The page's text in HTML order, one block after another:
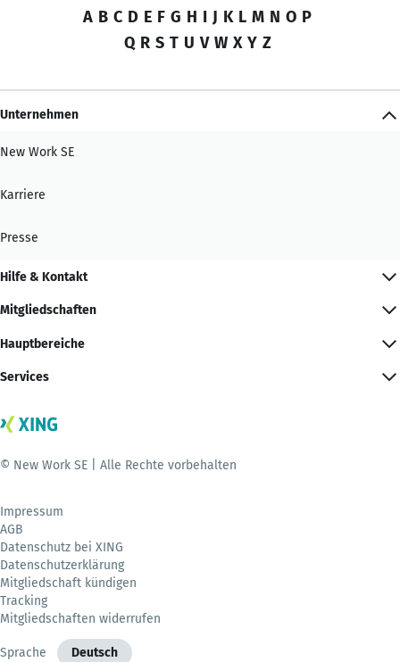
A B C D E F G H I J K L M N O P
Q R S T U V W X Y Z
Unternehmen
New Work SE
Karriere
Presse
Hilfe & Kontakt
Mitgliedschaften
Hauptbereiche
Services
© New Work SE | Alle Rechte vorbehalten
Impressum
AGB
Datenschutz bei XING
Datenschutzerklärung
Mitgliedschaft kündigen
Tracking
Mitgliedschaften widerrufen
Sprache Deutsch